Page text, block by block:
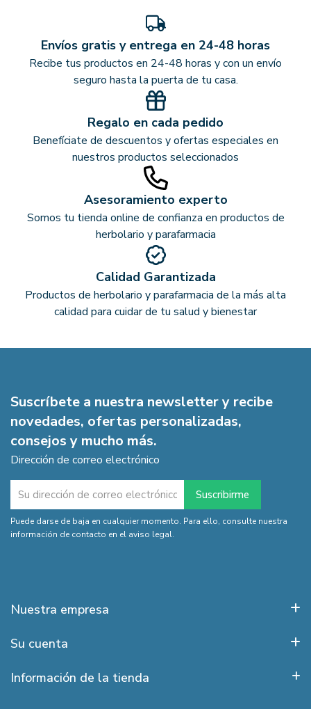
Envíos gratis y entrega en 24-48 horas
Recibe tus productos en 24-48 horas y con un envío
seguro hasta la puerta de tu casa.
Regalo en cada pedido
Benefíciate de descuentos y ofertas especiales en
nuestros productos seleccionados
Asesoramiento experto
Somos tu tienda online de confianza en productos de
herbolario y parafarmacia
Calidad Garantizada
Productos de herbolario y parafarmacia de la más alta
calidad para cuidar de tu salud y bienestar
Suscríbete a nuestra newsletter y recibe
novedades, ofertas personalizadas,
consejos y mucho más.
Dirección de correo electrónico
Puede darse de baja en cualquier momento. Para ello, consulte nuestra
información de contacto en el aviso legal.
Nuestra empresa
Su cuenta
Información de la tienda